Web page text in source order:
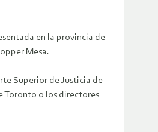
en la provincia de
Mesa.
Superior de Justicia de
Toronto o los directores